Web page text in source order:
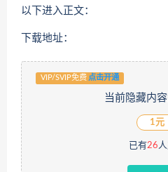
以下进入正文：
下载地址：
VIP/SVIP免费 点击开通
当前隐藏内
1元
已有26